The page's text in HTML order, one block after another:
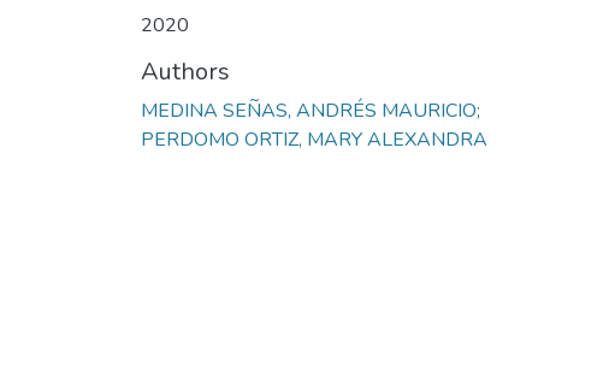
2020
Authors
MEDINA SEÑAS, ANDRÉS MAURICIO;
PERDOMO ORTIZ, MARY ALEXANDRA